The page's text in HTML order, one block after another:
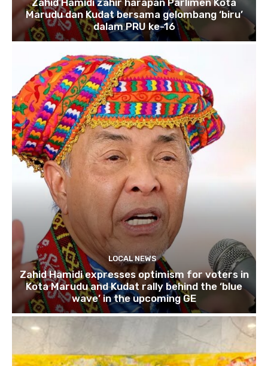
Marudu dan Kudat bersama gelombang ‘biru’
dalam PRU ke-16
LOCAL NEWS
Zahid Hamidi expresses optimism for voters in
Kota Marudu and Kudat rally behind the ‘blue
wave’ in the upcoming GE